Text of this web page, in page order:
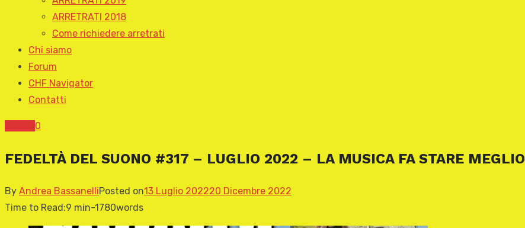
ARRETRATI 2018
Come richiedere arretrati
Chi siamo
Forum
CHF Navigator
Contatti
0
FEDELTÀ DEL SUONO #317 – LUGLIO 2022 – LA MUSICA FA STARE MEGLIO
By Andrea BassanelliPosted on13 Luglio 202220 Dicembre 2022
Time to Read:9 min-1780words